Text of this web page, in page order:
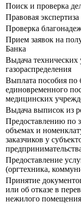
Поиск и проверка
Правовая экспертиза
Проверка
Прием заявок на
Банка
Выдача технических
газораспределения
Выплата пособия по
единовременного
медицинских
Выдача выписок из
Предоставлению по
объемах и
заказчиков у
Предоставление
(оргтехника,
Принятие
или об отказе в
нежилого